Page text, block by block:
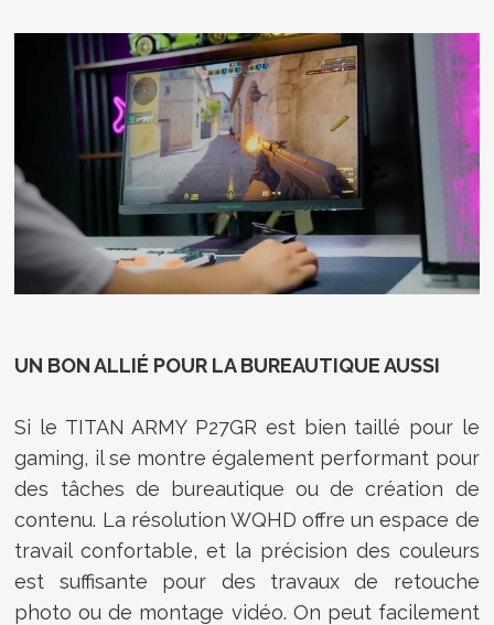
UN BON ALLIÉ POUR LA BUREAUTIQUE AUSSI
Si le TITAN ARMY P27GR est bien taillé pour le
gaming, il se montre également performant pour
des tâches de bureautique ou de création de
contenu. La résolution WQHD offre un espace de
travail confortable, et la précision des couleurs
est suffisante pour des travaux de retouche
photo ou de montage vidéo. On peut facilement